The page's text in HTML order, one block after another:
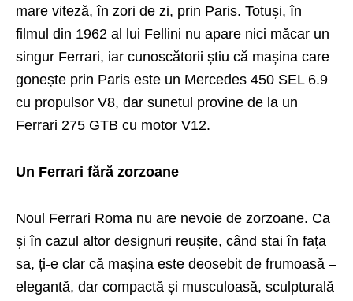
mare viteză, în zori de zi, prin Paris. Totuși, în
filmul din 1962 al lui Fellini nu apare nici măcar un
singur Ferrari, iar cunoscătorii știu că mașina care
gonește prin Paris este un Mercedes 450 SEL 6.9
cu propulsor V8, dar sunetul provine de la un
Ferrari 275 GTB cu motor V12.
Un Ferrari fără zorzoane
Noul Ferrari Roma nu are nevoie de zorzoane. Ca
și în cazul altor designuri reușite, când stai în fața
sa, ți-e clar că mașina este deosebit de frumoasă –
elegantă, dar compactă și musculoasă, sculpturală